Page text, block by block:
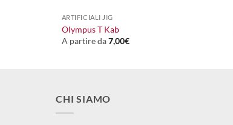
ARTIFICIALI JIG
Olympus T Kab
A partire da7,00€
CHI SIAMO